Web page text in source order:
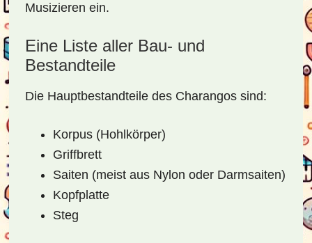
Musizieren ein.
Eine Liste aller Bau- und
Bestandteile
Die Hauptbestandteile des Charangos sind:
Korpus (Hohlkörper)
Griffbrett
Saiten (meist aus Nylon oder Darmsaiten)
Kopfplatte
Steg